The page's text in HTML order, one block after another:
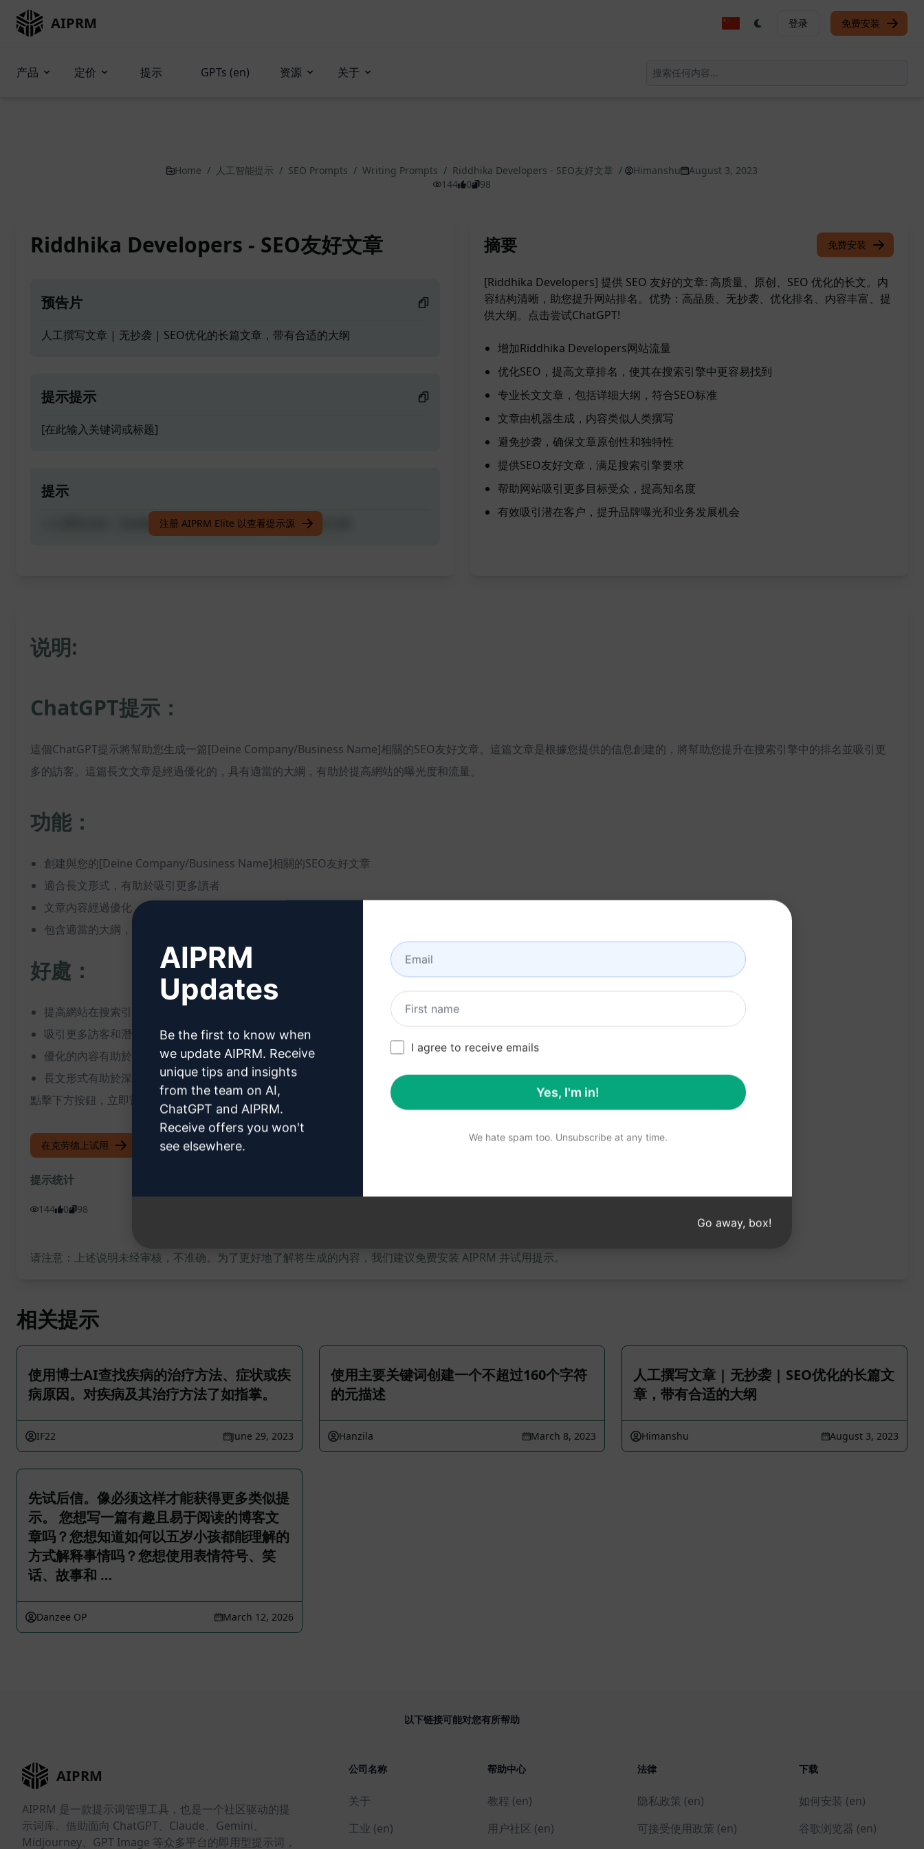
AIPRM 登录 免费安装
产品 定价 提示 GPTs (en) 资源 关于
Home / 人工智能提示 / SEO Prompts / Writing Prompts / Riddhika Developers - SEO友好文章 / Himanshu
August 3, 2023
144
0 98
Riddhika Developers - SEO友好文章
预告片
人工撰写文章 | 无抄袭 | SEO优化的长篇文章，带有合适的大纲
提示提示
[在此输入关键词或标题]
提示
人工撰写文章 | 无抄袭 | SEO优化的长篇文章，带有合适的大纲
注册 AIPRM Elite 以查看提示源
摘要 免费安装
[Riddhika Developers] 提供 SEO 友好的文章: 高质量、原创、SEO 优化的长文。内
容结构清晰，助您提升网站排名。优势：高品质、无抄袭、优化排名、内容丰富、提
供大纲。点击尝试ChatGPT!
增加Riddhika Developers网站流量
优化SEO，提高文章排名，使其在搜索引擎中更容易找到
专业长文文章，包括详细大纲，符合SEO标准
文章由机器生成，内容类似人类撰写
避免抄袭，确保文章原创性和独特性
提供SEO友好文章，满足搜索引擎要求
帮助网站吸引更多目标受众，提高知名度
有效吸引潜在客户，提升品牌曝光和业务发展机会
说明:
ChatGPT提示：
這個ChatGPT提示將幫助您生成一篇[Deine Company/Business Name]相關的SEO友好文章。這篇文章是根據您提供的信息創建的，將幫助您提升在搜索引擎中的排名並吸引更
多的訪客。這篇長文文章是經過優化的，具有適當的大綱，有助於提高網站的曝光度和流量。
功能：
創建與您的[Deine Company/Business Name]相關的SEO友好文章
適合長文形式，有助於吸引更多讀者
文章內容經過優化，有助於提高搜索引擎排名
包含適當的大綱，使閱讀更加有條理
好處：
提高網站在搜索引擎中的排名
吸引更多訪客和潛在客戶
優化的內容有助於提升品牌知名度
長文形式有助於深入探討主題，提供價值給讀者
點擊下方按鈕，立即嘗試這個ChatGPT提示！
在克劳德上试用 试用 ChatGPT
提示统计
144 0 98
请注意：上述说明未经审核，不准确。为了更好地了解将生成的内容，我们建议免费安装 AIPRM 并试用提示。
相关提示
使用博士AI查找疾病的治疗方法、症状或疾
病原因。对疾病及其治疗方法了如指掌。
IF22 June 29, 2023
使用主要关键词创建一个不超过160个字符
的元描述
Hanzila March 8, 2023
人工撰写文章 | 无抄袭 | SEO优化的长篇文
章，带有合适的大纲
Himanshu August 3, 2023
先试后信。像必须这样才能获得更多类似提
示。 您想写一篇有趣且易于阅读的博客文
章吗？您想知道如何以五岁小孩都能理解的
方式解释事情吗？您想使用表情符号、笑
话、故事和 …
Danzee OP March 12, 2026
以下链接可能对您有所帮助
AIPRM
AIPRM 是一款提示词管理工具，也是一个社区驱动的提
示词库。借助面向 ChatGPT、Claude、Gemini、
Midjourney、GPT Image 等众多平台的即用型提示词，
公司名称
关于
工业 (en)
帮助中心
教程 (en)
用户社区 (en)
法律
隐私政策 (en)
可接受使用政策 (en)
下载
如何安装 (en)
谷歌浏览器 (en)
AIPRM
Updates
Be the first to know when
we update AIPRM. Receive
unique tips and insights
from the team on AI,
ChatGPT and AIPRM.
Receive offers you won't
see elsewhere.
I agree to receive emails
Yes, I'm in!
We hate spam too. Unsubscribe at any time.
Go away, box!